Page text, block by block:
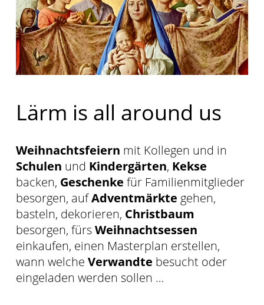
Lärm is all around us
Weihnachtsfeiern mit Kollegen und in
Schulen und Kindergärten, Kekse
backen, Geschenke für Familienmitglieder
besorgen, aufAdventmärkte gehen,
basteln, dekorieren, Christbaum
besorgen, fürsWeihnachtsessen
einkaufen, einen Masterplan erstellen,
wann welche Verwandte besucht oder
eingeladen werden sollen …